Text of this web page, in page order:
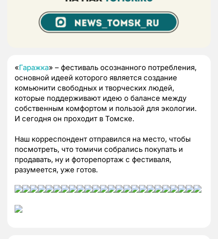
«Гаражка» – фестиваль осознанного потребления,
основной идеей которого является создание
комьюнити свободных и творческих людей,
которые поддерживают идею о балансе между
собственным комфортом и пользой для экологии.
И сегодня он проходит в Томске.
Наш корреспондент отправился на место, чтобы
посмотреть, что томичи собрались покупать и
продавать, ну и фоторепортаж с фестиваля,
разумеется, уже готов.